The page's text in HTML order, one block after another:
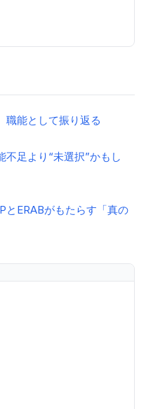
職能として振り返る
足より“未選択”かもし
とERABがもたらす「真の